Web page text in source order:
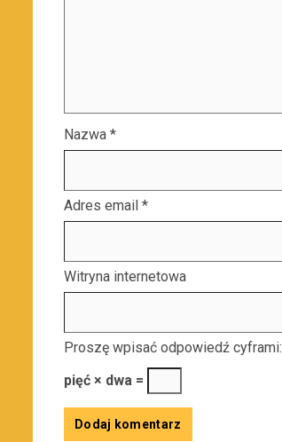
Nazwa *
Adres email *
Witryna internetowa
Proszę wpisać odpowiedź cyframi:
pięć × dwa =